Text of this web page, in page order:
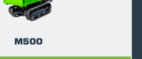
M500